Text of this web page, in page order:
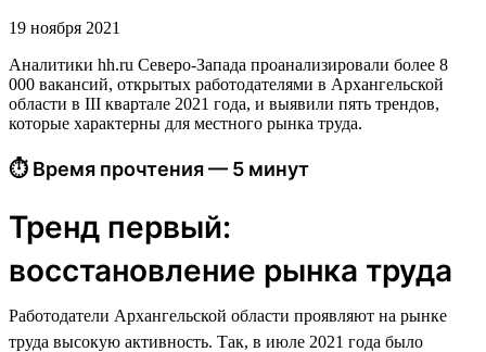
19 ноября 2021
Аналитики hh.ru Северо-Запада проанализировали более 8
000 вакансий, открытых работодателями в Архангельской
области в III квартале 2021 года, и выявили пять трендов,
которые характерны для местного рынка труда.
⏱ Время прочтения — 5 минут
Тренд первый:
восстановление рынка труда
Работодатели Архангельской области проявляют на рынке
труда высокую активность. Так, в июле 2021 года было